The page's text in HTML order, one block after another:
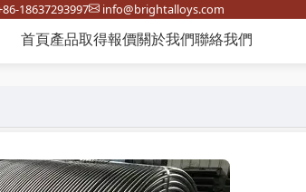
18637293997 info@brightalloys.com
首頁產品取得報價關於我們聯絡我們